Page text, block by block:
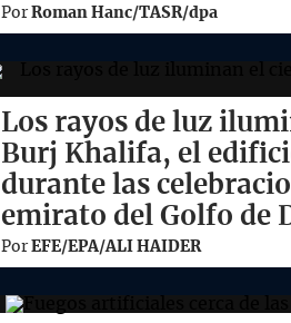
PorRoman Hanc/TASR/dpa
Los rayos de luz
Burj Khalifa, el
durante las
emirato del Golfo de
PorEFE/EPA/ALI HAIDER